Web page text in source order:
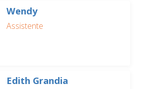
Wendy
Assistente
Edith Grandia